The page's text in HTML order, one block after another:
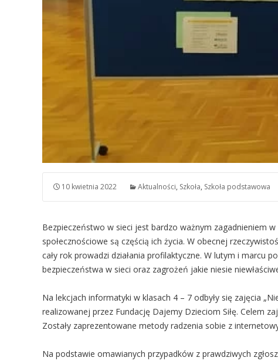
10 kwietnia 2022 Aktualności, Szkoła, Szkoła podstawowa
Bezpieczeństwo w sieci jest bardzo ważnym zagadnieniem
społecznościowe są częścią ich życia. W obecnej
cały rok prowadzi działania profilaktyczne. W lutym i marcu
bezpieczeństwa w sieci oraz zagrożeń jakie niesie
Na lekcjach informatyki w klasach 4 – 7 odbyły się zajęcia
realizowanej przez Fundację Dajemy Dzieciom Siłę. Celem
Zostały zaprezentowane metody radzenia sobie z
Na podstawie omawianych przypadków z prawdziwych